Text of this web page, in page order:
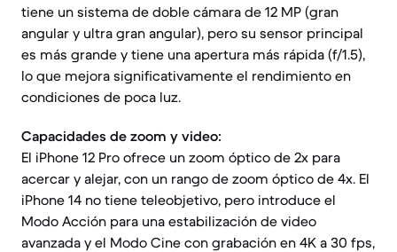
tiene un sistema de doble cámara de 12 MP (gran
angular y ultra gran angular), pero su sensor principal
es más grande y tiene una apertura más rápida (f/1.5),
lo que mejora significativamente el rendimiento en
condiciones de poca luz.
Capacidades de zoom y video:
El iPhone 12 Pro ofrece un zoom óptico de 2x para
acercar y alejar, con un rango de zoom óptico de 4x. El
iPhone 14 no tiene teleobjetivo, pero introduce el
Modo Acción para una estabilización de video
avanzada y el Modo Cine con grabación en 4K a 30 fps,